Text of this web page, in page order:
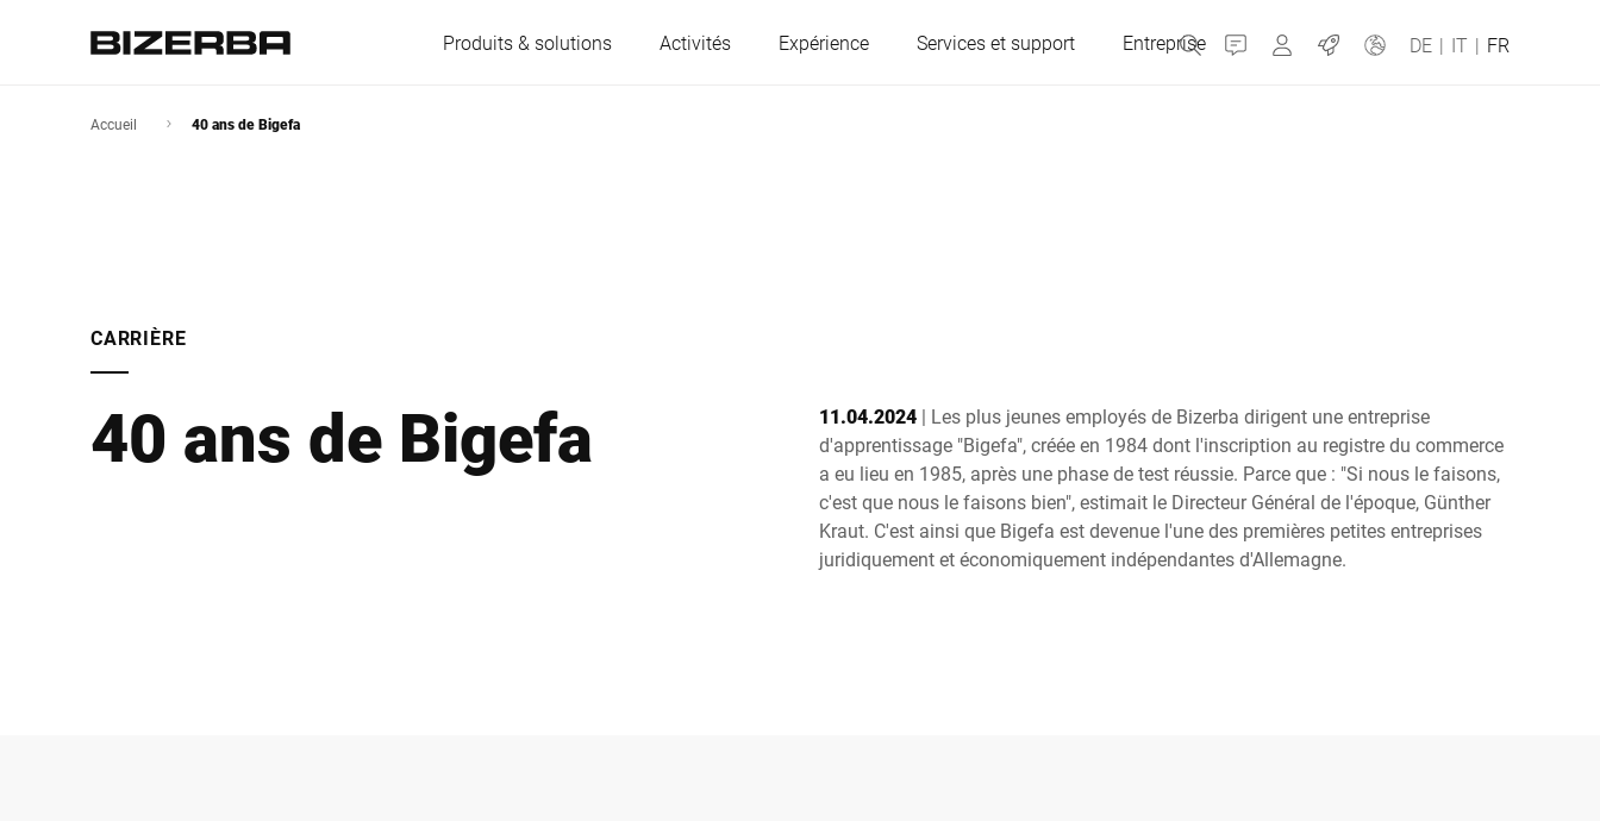
Produits & solutions Activités Expérience Services et support Entreprise Contact MyBizerba
Jobs DE | IT | FR
Pologne Portugal Russie
Slovaquie Espagne
Turquie Ukraine
Asie
Australie
Accueil 40 ans de Bigefa
CARRIÈRE
40 ans de Bigefa 11.04.2024 | Les plus jeunes employés de Bizerba dirigent une entreprise
d'apprentissage "Bigefa", créée en 1984 dont l'inscription au registre du commerce
a eu lieu en 1985, après une phase de test réussie. Parce que : "Si nous le faisons,
c'est que nous le faisons bien", estimait le Directeur Général de l'époque, Günther
Kraut. C'est ainsi que Bigefa est devenue l'une des premières petites entreprises
juridiquement et économiquement indépendantes d'Allemagne.